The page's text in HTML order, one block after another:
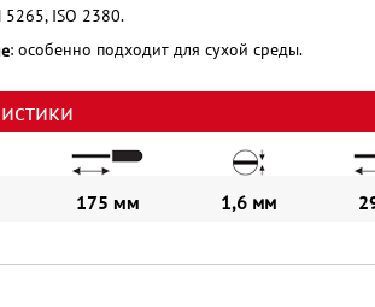
5265, ISO 2380.
: особенно подходит для сухой среды.
175 мм 1,6 мм